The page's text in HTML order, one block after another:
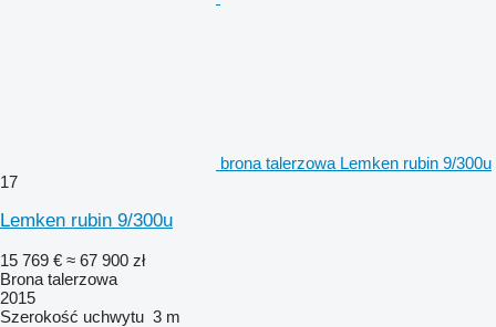
brona talerzowa Lemken rubin 9/300u
17
Lemken rubin 9/300u
15 769 € ≈ 67 900 zł
Brona talerzowa
2015
Szerokość uchwytu 3 m